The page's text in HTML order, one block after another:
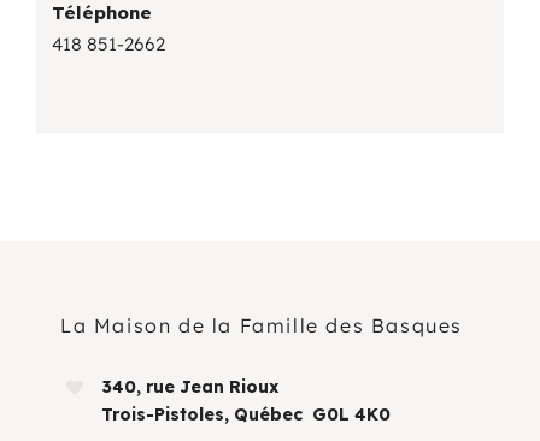
Téléphone
418 851-2662
La Maison de la Famille des Basques
340, rue Jean Rioux
Trois-Pistoles, Québec G0L 4K0